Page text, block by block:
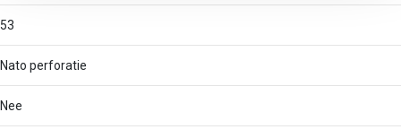
53
Nato perforatie
Nee